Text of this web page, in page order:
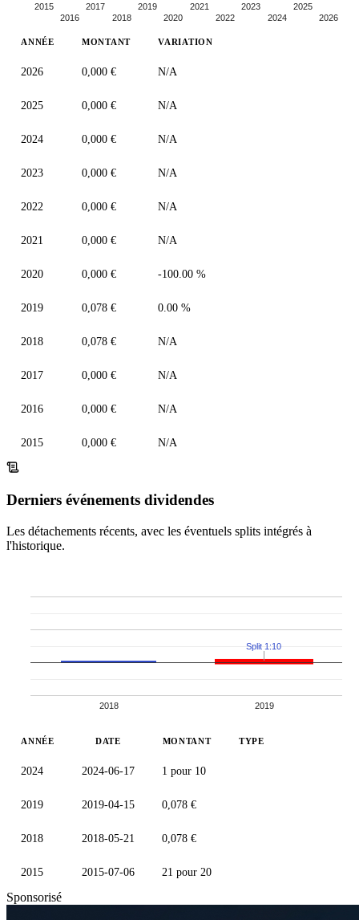
2015
2016
2017
2018
2019
2020
2021
2022
2023
2024
2025
2026
ANNÉE MONTANT VARIATION
2026 0,000 € N/A
2025 0,000 € N/A
2024 0,000 € N/A
2023 0,000 € N/A
2022 0,000 € N/A
2021 0,000 € N/A
2020 0,000 € -100.00 %
2019 0,078 € 0.00 %
2018 0,078 € N/A
2017 0,000 € N/A
2016 0,000 € N/A
2015 0,000 € N/A
Derniers événements dividendes
Les détachements récents, avec les éventuels splits intégrés à
l'historique.
2018 2019
Split 1:10
ANNÉE DATE MONTANT TYPE
2024 2024-06-17 1 pour 10
2019 2019-04-15 0,078 €
2018 2018-05-21 0,078 €
2015 2015-07-06 21 pour 20
Sponsorisé